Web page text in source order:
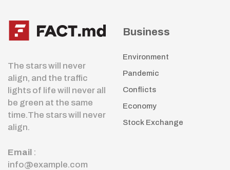
The stars will never
align, and the traffic
lights of life will never all
be green at the same
time.The stars will never
align.
Email :
info@example.com
Business
Environment
Pandemic
Conflicts
Economy
Stock Exchange